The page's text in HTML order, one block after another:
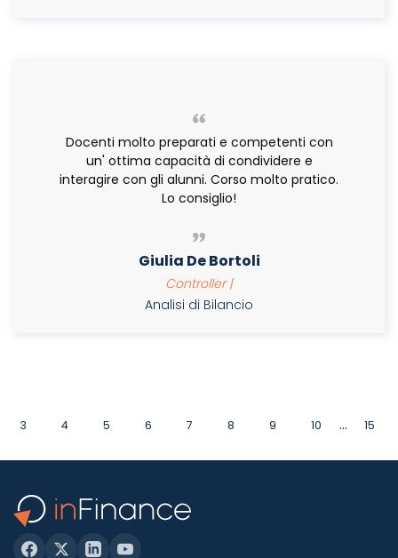
Docenti molto preparati e competenti con
un' ottima capacità di condividere e
interagire con gli alunni. Corso molto pratico.
Lo consiglio!
Giulia De Bortoli
Controller |
Analisi di Bilancio
3 4 5 6 7 8 9 10 ... 15